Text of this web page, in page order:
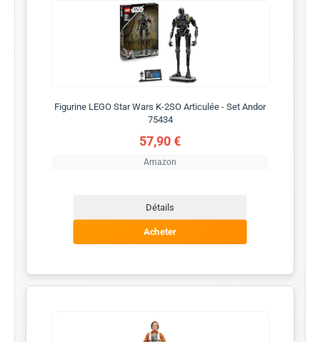
Figurine LEGO Star Wars K-2SO Articulée - Set Andor
75434
57,90 €
Amazon
Détails
Acheter